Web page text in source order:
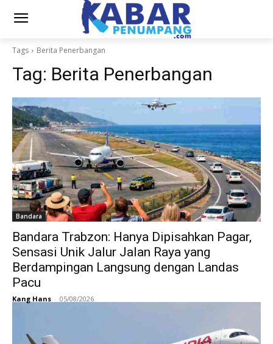
Tags Berita Penerbangan
Tag: Berita Penerbangan
Bandara
Bandara Trabzon: Hanya Dipisahkan Pagar,
Sensasi Unik Jalur Jalan Raya yang
Berdampingan Langsung dengan Landas
Pacu
Kang Hans - 05/08/2026